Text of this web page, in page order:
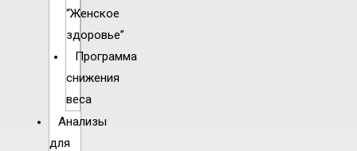
“Женское
здоровье”
Программа
снижения
веса
Анализы
для